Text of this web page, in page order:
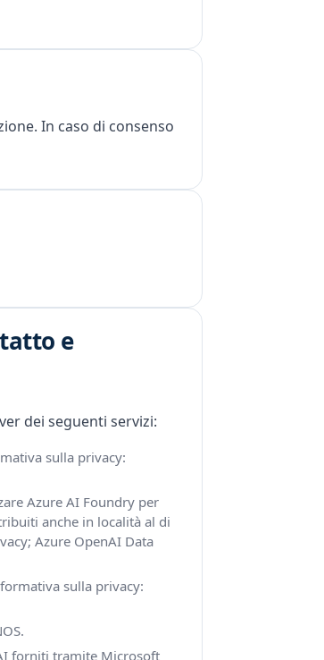
In caso di consenso
e
dei seguenti servizi:
sulla privacy:
Azure AI Foundry per
anche in località al di
; Azure OpenAI Data
sulla privacy:
.
forniti tramite Microsoft